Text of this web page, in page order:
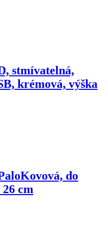
stmívatelná,
krémová, výška
Kovová, do
cm